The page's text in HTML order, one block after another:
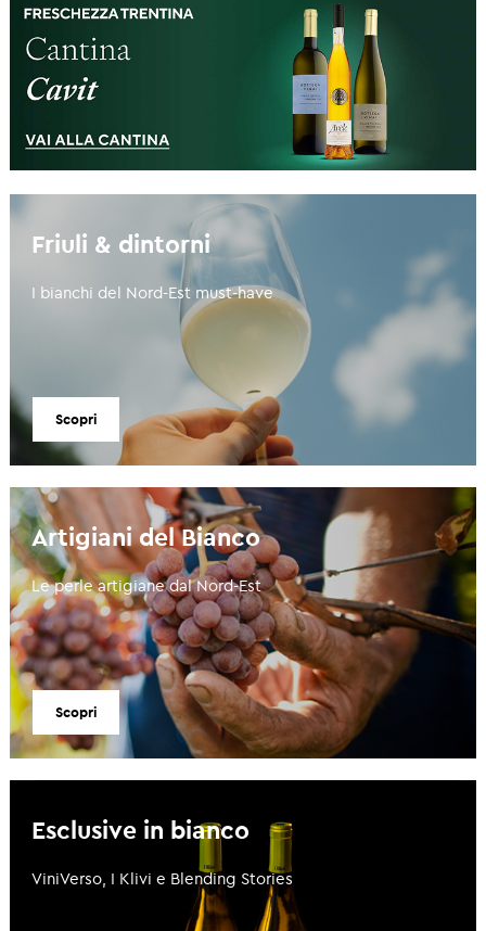
Friuli & dintorni
I bianchi del Nord-Est must-have
Scopri
Artigiani del Bianco
Le perle artigiane dal Nord-Est
Scopri
Esclusive in bianco
ViniVerso, I Klivi e Blending Stories